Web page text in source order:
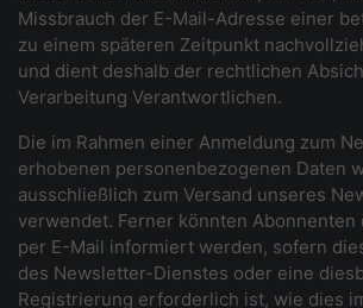
Missbrauch der E-Mail-Adresse einer
zu einem späteren Zeitpunkt
und dient deshalb der rechtlichen
Verarbeitung Verantwortlichen.
Die im Rahmen einer Anmeldung zum
erhobenen personenbezogenen Daten
ausschließlich zum Versand unseres
verwendet. Ferner könnten Abonnenten
per E-Mail informiert werden, sofern
des Newsletter-Dienstes oder eine
Registrierung erforderlich ist, wie dies